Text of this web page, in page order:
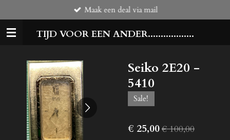
direct
naar
TIJD VOOR EEN ANDER..................
Maak een deal via mail
Seiko 2E20 -
5410
Sale!
€ 25,00€ 100,00